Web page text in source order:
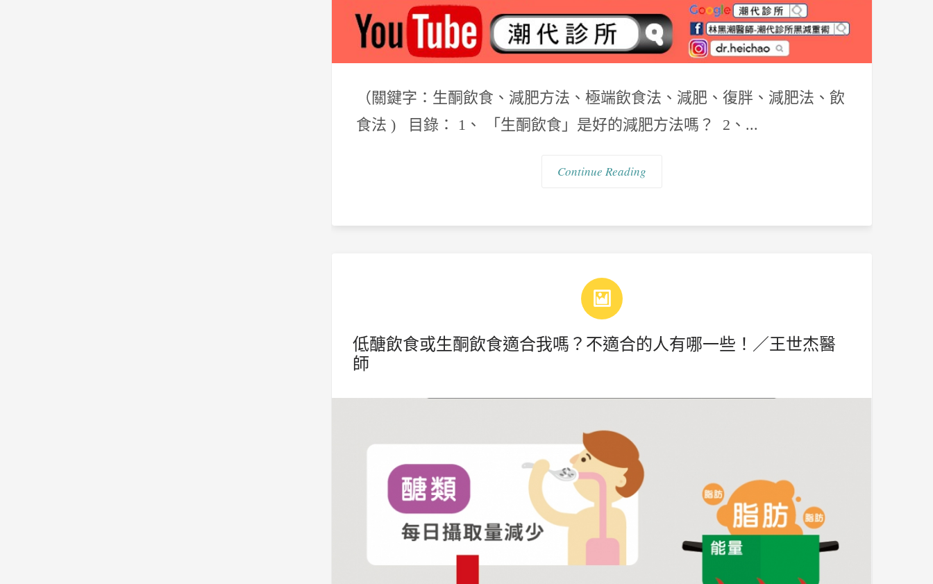
（關鍵字：生酮飲食、減肥方法、極端飲食法、減肥、復胖、減肥法、飲
食法 ) 目錄： 1、 「生酮飲食」是好的減肥方法嗎？ 2、...
Continue Reading
低醣飲食或生酮飲食適合我嗎？不適合的人有哪一些！／王世杰醫
師